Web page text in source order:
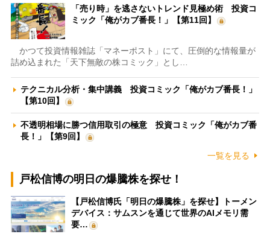
「売り時」を逃さないトレンド見極め術 投資コ
ミック「俺がカブ番長！」【第11回】
かつて投資情報雑誌「マネーポスト」にて、圧倒的な情報量が
詰め込まれた「天下無敵の株コミック」とし…
テクニカル分析・集中講義 投資コミック「俺がカブ番長！」
【第10回】
不透明相場に勝つ信用取引の極意 投資コミック「俺がカブ番
長！」【第9回】
一覧を見る
戸松信博の明日の爆騰株を探せ！
【戸松信博氏「明日の爆騰株」を探せ】トーメン
デバイス：サムスンを通じて世界のAIメモリ需
要…